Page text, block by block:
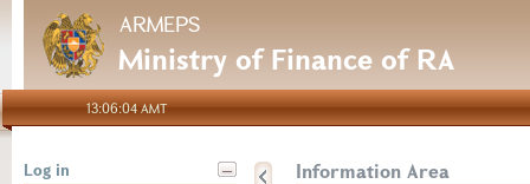
ARMEPS
Ministry of Finance of RA
13:06:04 AMT
Log in Information Area